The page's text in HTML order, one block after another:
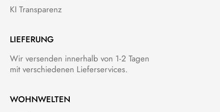
KI Transparenz
LIEFERUNG
Wir versenden innerhalb von 1-2 Tagen
mit verschiedenen Lieferservices.
WOHNWELTEN